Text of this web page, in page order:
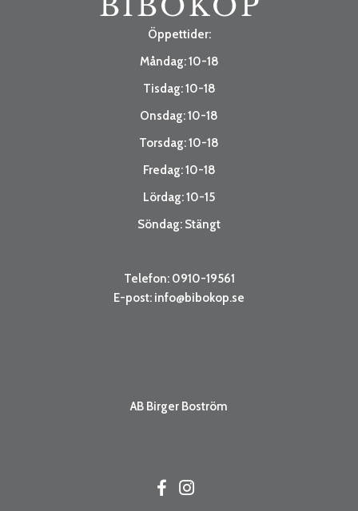
Öppettider:
Måndag: 10-18
Tisdag: 10-18
Onsdag: 10-18
Torsdag: 10-18
Fredag: 10-18
Lördag: 10-15
Söndag: Stängt
Telefon: 0910-19561
E-post: info@bibokop.se
AB Birger Boström